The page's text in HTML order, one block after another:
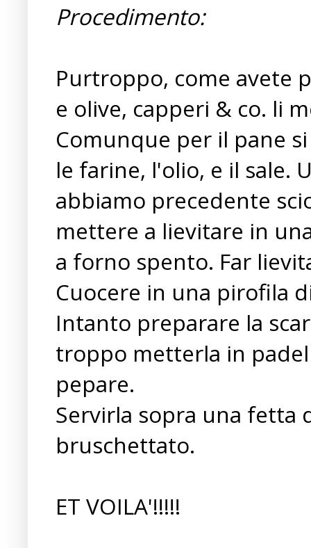
Procedimento:
Purtroppo, come avete
e olive, capperi & co. li
Comunque per il pane
le farine, l'olio, e il sale.
abbiamo precedente
mettere a lievitare in
a forno spento. Far
Cuocere in una pirofila
Intanto preparare la
troppo metterla in
pepare.
Servirla sopra una fetta
bruschettato.
ET VOILA'!!!!!